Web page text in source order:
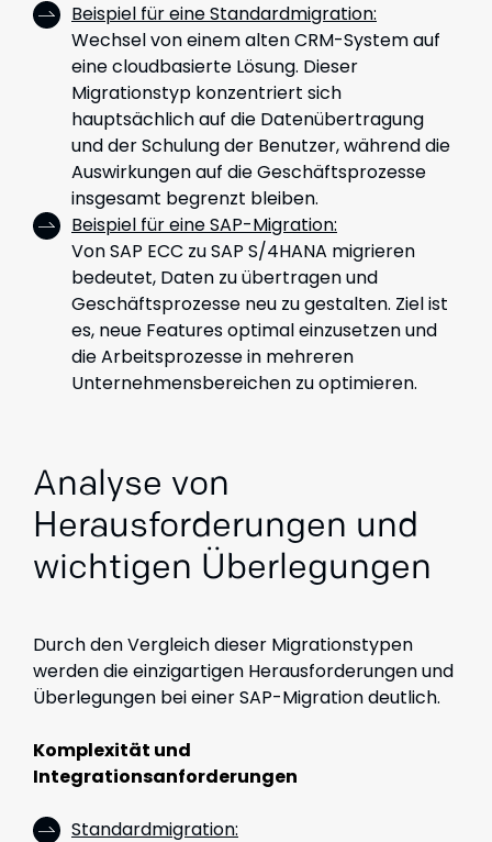
Beispiel für eine Standardmigration:
Wechsel von einem alten CRM-System auf
eine cloudbasierte Lösung. Dieser
Migrationstyp konzentriert sich
hauptsächlich auf die Datenübertragung
und der Schulung der Benutzer, während die
Auswirkungen auf die Geschäftsprozesse
insgesamt begrenzt bleiben.
Beispiel für eine SAP-Migration:
Von SAP ECC zu SAP S/4HANA migrieren
bedeutet, Daten zu übertragen und
Geschäftsprozesse neu zu gestalten. Ziel ist
es, neue Features optimal einzusetzen und
die Arbeitsprozesse in mehreren
Unternehmensbereichen zu optimieren.
Analyse von
Herausforderungen und
wichtigen Überlegungen
Durch den Vergleich dieser Migrationstypen
werden die einzigartigen Herausforderungen und
Überlegungen bei einer SAP-Migration deutlich.
Komplexität und
Integrationsanforderungen
Standardmigration: